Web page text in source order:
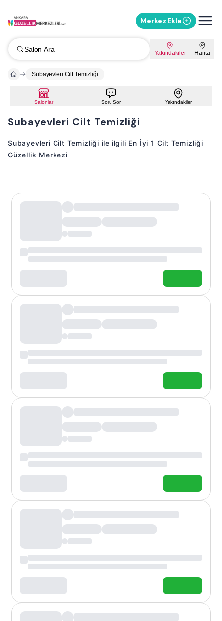
Merkez Ekle
Salon Ara Yakındakiler Harita
Subayevleri Cilt Temizliği
Salonlar Soru Sor Yakındakiler
Subayevleri Cilt Temizliği
Subayevleri Cilt Temizliği ile ilgili En İyi 1 Cilt Temizliği
Güzellik Merkezi